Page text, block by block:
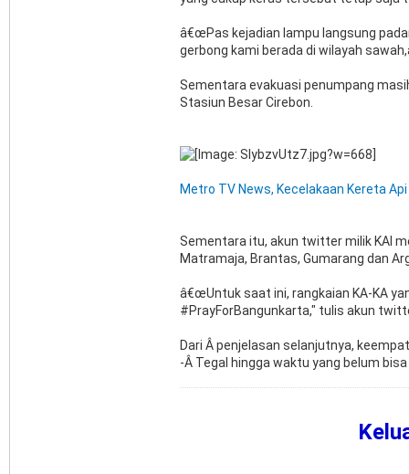
â€œPas kejadian lampu langsung
gerbong kami berada di wilayah
Sementara evakuasi penumpang
Stasiun Besar Cirebon.
Metro TV News, Kecelakaan Kereta
Sementara itu, akun twitter milik KAI
Matramaja, Brantas, Gumarang dan
â€œUntuk saat ini, rangkaian KA-KA
#PrayForBangunkarta," tulis akun
Dari Â penjelasan selanjutnya,
-Â Tegal hingga waktu yang belum